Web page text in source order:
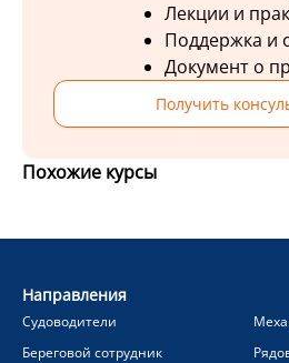
Лекции и
Поддержка и
Документ о
Получить
Похожие курсы
Направления
Судоводители
Береговой сотрудник